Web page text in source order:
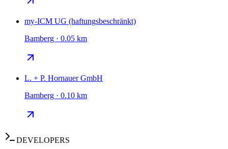
my-ICM UG (haftungsbeschränkt)
Bamberg · 0.05 km
L. + P. Hornauer GmbH
Bamberg · 0.10 km
DEVELOPERS